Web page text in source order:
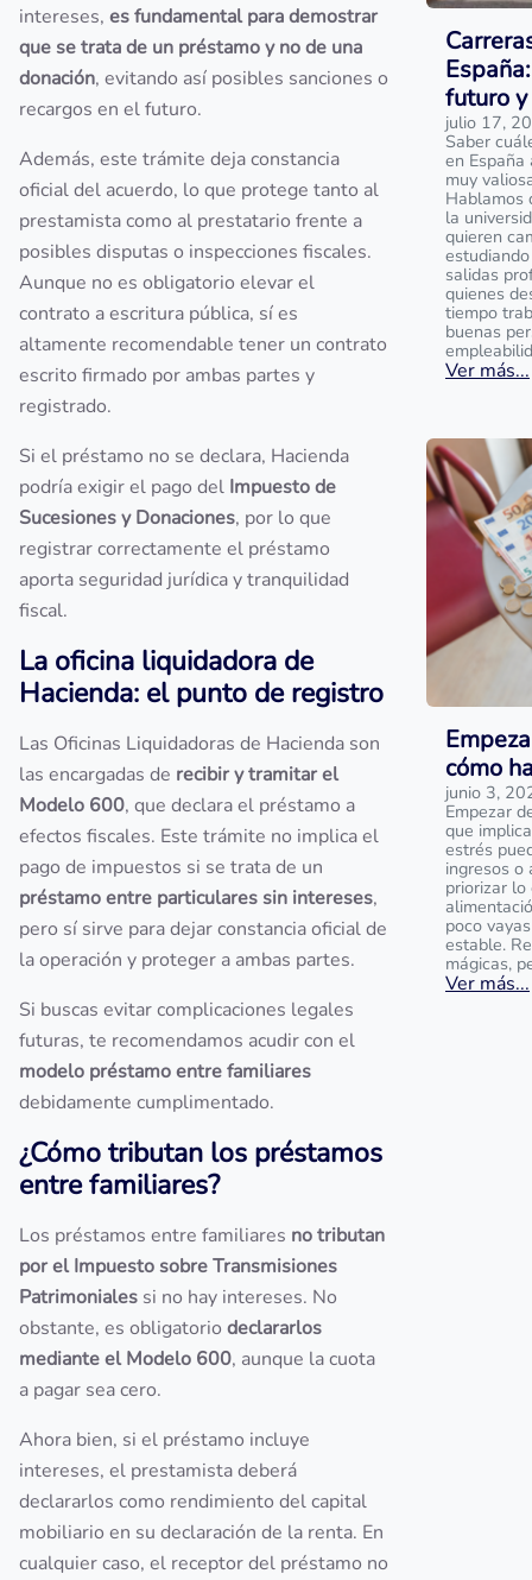
intereses, es fundamental para demostrar
que se trata de un préstamo y no de una
donación, evitando así posibles sanciones o
recargos en el futuro.
Además, este trámite deja constancia
oficial del acuerdo, lo que protege tanto al
prestamista como al prestatario frente a
posibles disputas o inspecciones fiscales.
Aunque no es obligatorio elevar el
contrato a escritura pública, sí es
altamente recomendable tener un contrato
escrito firmado por ambas partes y
registrado.
Si el préstamo no se declara, Hacienda
podría exigir el pago del Impuesto de
Sucesiones y Donaciones, por lo que
registrar correctamente el préstamo
aporta seguridad jurídica y tranquilidad
fiscal.
La oficina liquidadora de
Hacienda: el punto de registro
Las Oficinas Liquidadoras de Hacienda son
las encargadas de recibir y tramitar el
Modelo 600, que declara el préstamo a
efectos fiscales. Este trámite no implica el
pago de impuestos si se trata de un
préstamo entre particulares sin intereses,
pero sí sirve para dejar constancia oficial de
la operación y proteger a ambas partes.
Si buscas evitar complicaciones legales
futuras, te recomendamos acudir con el
modelo préstamo entre familiares
debidamente cumplimentado.
¿Cómo tributan los préstamos
entre familiares?
Los préstamos entre familiares no tributan
por el Impuesto sobre Transmisiones
Patrimoniales si no hay intereses. No
obstante, es obligatorio declararlos
mediante el Modelo 600, aunque la cuota
a pagar sea cero.
Ahora bien, si el préstamo incluye
intereses, el prestamista deberá
declararlos como rendimiento del capital
mobiliario en su declaración de la renta. En
cualquier caso, el receptor del préstamo no
futuro
julio 17,
Saber
en
muy
Hablamos
la
quieren
salidas
quienes
tiempo
buenas
Ver más...
cómo
junio 3,
Empezar
que
estrés
ingresos o
priorizar lo
poco
estable.
mágicas,
Ver más...